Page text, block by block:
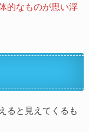
的なものが思い浮
ると見えてくるも